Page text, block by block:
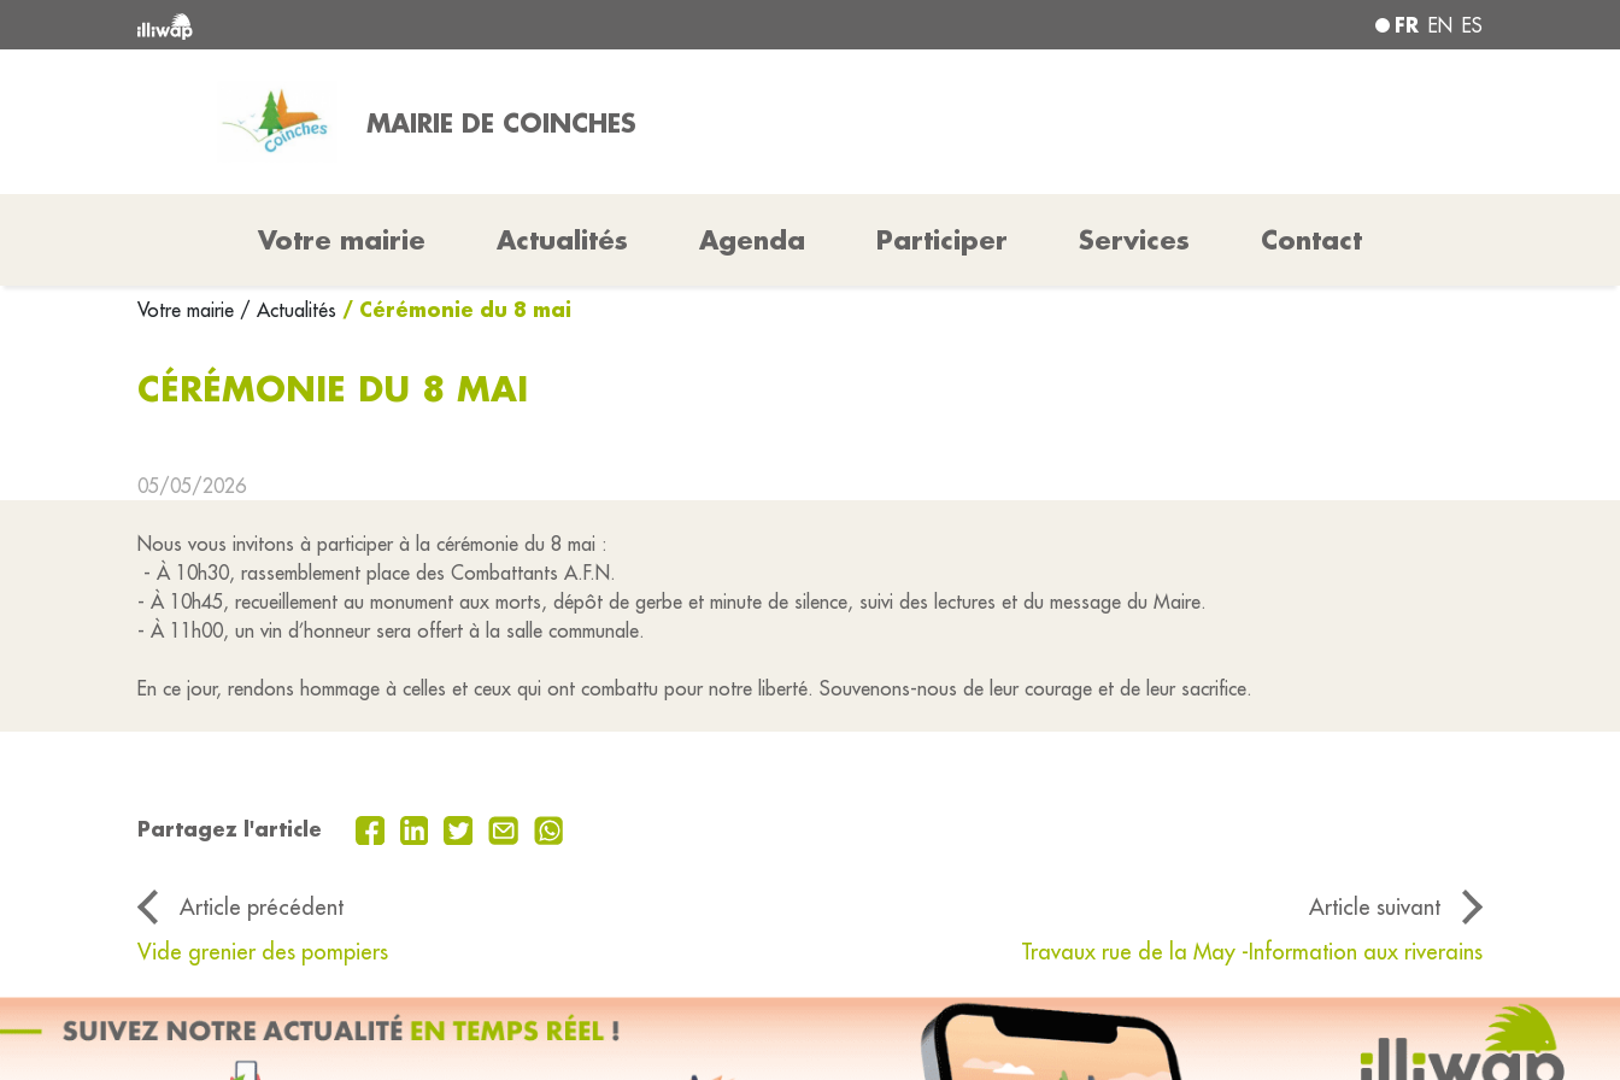
FR EN ES
MAIRIE DE COINCHES
Votre mairie Actualités Agenda Participer Services Contact
Votre mairie / Actualités / Cérémonie du 8 mai
CÉRÉMONIE DU 8 MAI
05/05/2026
Nous vous invitons à participer à la cérémonie du 8 mai :
- À 10h30, rassemblement place des Combattants A.F.N.
- À 10h45, recueillement au monument aux morts, dépôt de gerbe et minute de silence, suivi des lectures et du message du Maire.
- À 11h00, un vin d’honneur sera offert à la salle communale.
En ce jour, rendons hommage à celles et ceux qui ont combattu pour notre liberté. Souvenons-nous de leur courage et de leur sacrifice.
Partagez l'article
Article précédent
Article suivant
Vide grenier des pompiers
Travaux rue de la May -Information aux riverains